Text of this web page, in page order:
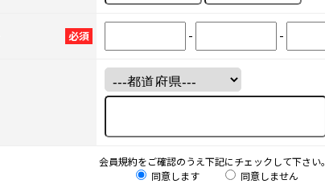
必須 - -
会員規約をご確認のうえ下記にチェックして下さい。
同意します
同意しません